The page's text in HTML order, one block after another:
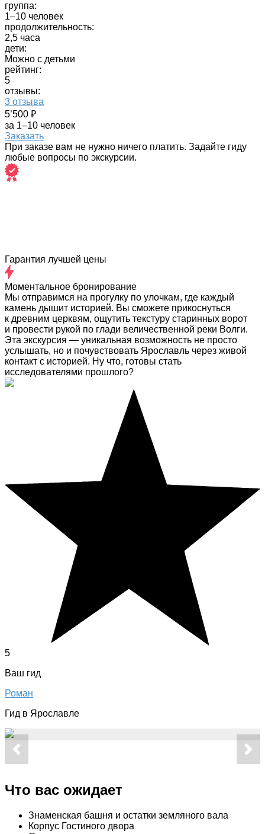
группа:
1–10 человек
продолжительность:
2,5 часа
дети:
Можно с детьми
рейтинг:
5
отзывы:
3 отзыва
5’500 ₽
за 1–10 человек
Заказать
При заказе вам не нужно ничего платить. Задайте гиду
любые вопросы по экскурсии.
Гарантия лучшей цены
Моментальное бронирование
Мы отправимся на прогулку по улочкам, где каждый
камень дышит историей. Вы сможете прикоснуться
к древним церквям, ощутить текстуру старинных ворот
и провести рукой по глади величественной реки Волги.
Эта экскурсия — уникальная возможность не просто
услышать, но и почувствовать Ярославль через живой
контакт с историей. Ну что, готовы стать
исследователями прошлого?
5
Ваш гид
Роман
Гид в Ярославле
Что вас ожидает
Знаменская башня и остатки земляного вала
Корпус Гостиного двора